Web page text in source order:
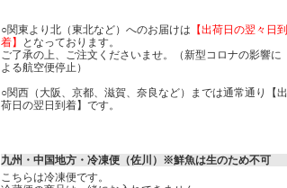
○関東より北（東北など）へのお届けは 【出荷日の翌々日到
着】
となっております。
ご了承の上、ご注文くださいませ。（新型コロナの影響に
よる航空便停止）
○関西（大阪、京都、滋賀、奈良など）までは通常通り【出
荷日の翌日到着】です。
九州・中国地方・冷凍便（佐川）※鮮魚は生のため不可
こちらは冷凍便です。